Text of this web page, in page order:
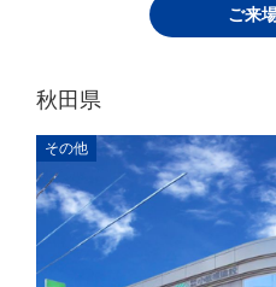
ご来
秋田県
その他